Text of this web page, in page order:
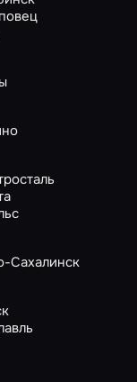
Сахалинск